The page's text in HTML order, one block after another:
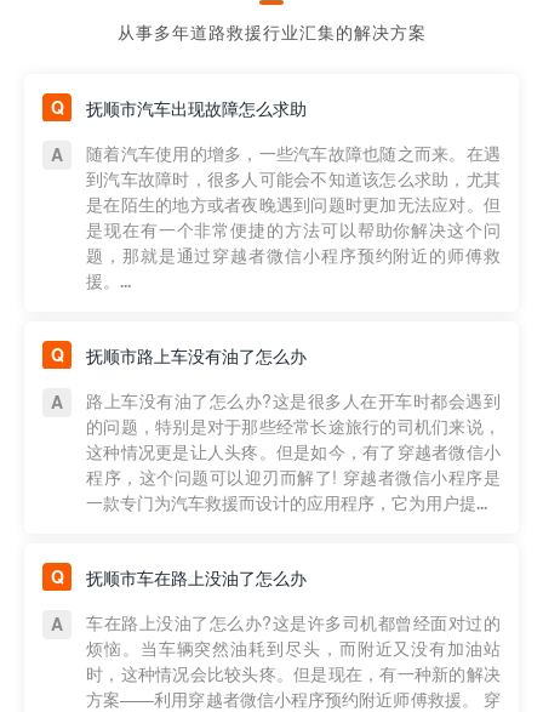
从事多年道路救援行业汇集的解决方案
抚顺市汽车出现故障怎么求助
随着汽车使用的增多，一些汽车故障也随之而来。在遇
到汽车故障时，很多人可能会不知道该怎么求助，尤其
是在陌生的地方或者夜晚遇到问题时更加无法应对。但
是现在有一个非常便捷的方法可以帮助你解决这个问
题，那就是通过穿越者微信小程序预约附近的师傅救
援。...
抚顺市路上车没有油了怎么办
路上车没有油了怎么办?这是很多人在开车时都会遇到
的问题，特别是对于那些经常长途旅行的司机们来说，
这种情况更是让人头疼。但是如今，有了穿越者微信小
程序，这个问题可以迎刃而解了! 穿越者微信小程序是
一款专门为汽车救援而设计的应用程序，它为用户提...
抚顺市车在路上没油了怎么办
车在路上没油了怎么办?这是许多司机都曾经面对过的
烦恼。当车辆突然油耗到尽头，而附近又没有加油站
时，这种情况会比较头疼。但是现在，有一种新的解决
方案——利用穿越者微信小程序预约附近师傅救援。 穿